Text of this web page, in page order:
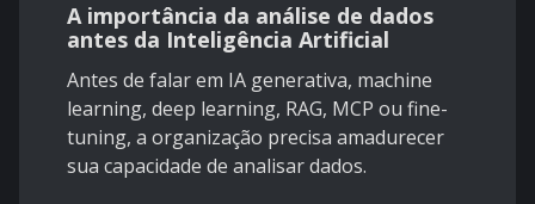
A importância da análise de dados
antes da Inteligência Artificial
Antes de falar em IA generativa, machine
learning, deep learning, RAG, MCP ou fine-
tuning, a organização precisa amadurecer
sua capacidade de analisar dados.